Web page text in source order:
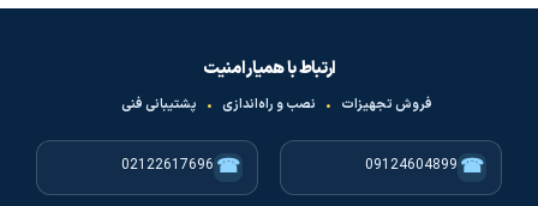
ارتباط با همیار امنیت
فروش تجهیزات • نصب و راه‌اندازی • پشتیبانی فنی
☎
09124604899
☎
02122617696